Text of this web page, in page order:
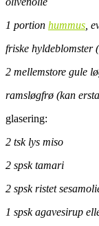
1 portion hummus ,
friske hyldeblomster
2 mellemstore gule
ramsløgfrø (kan
glasering:
2 tsk lys miso
2 spsk tamari
2 spsk ristet
1 spsk agavesirup